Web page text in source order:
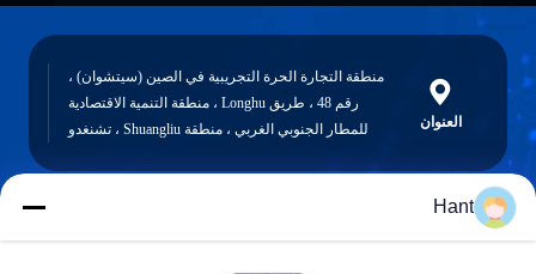
العنوان
منطقة التجارة الحرة التجريبية في الصين (سيتشوان) ،
رقم 48 ، طريق Longhu ، منطقة التنمية الاقتصادية
للمطار الجنوبي الغربي ، منطقة Shuangliu ، تشنغدو
Hant